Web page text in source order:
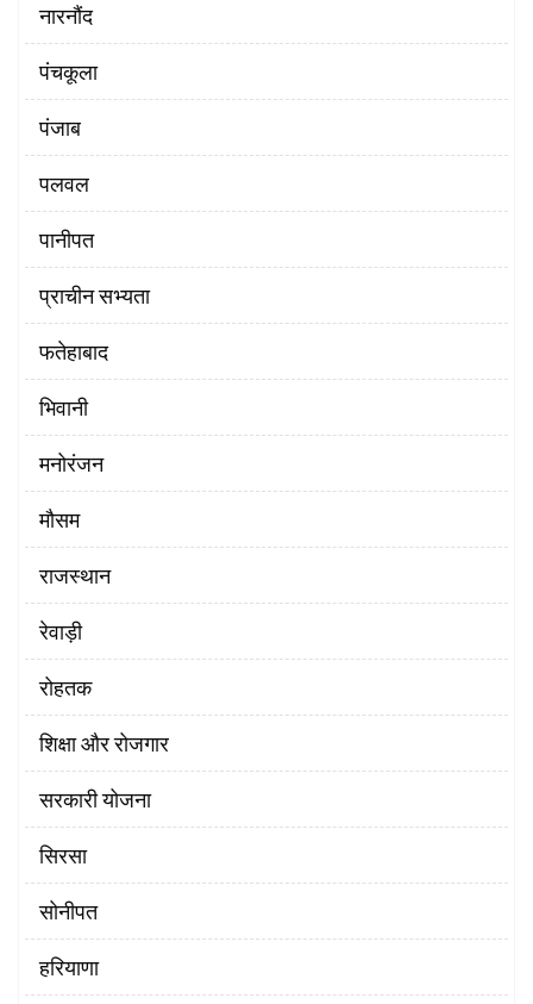
नारनौंद
पंचकूला
पंजाब
पलवल
पानीपत
प्राचीन सभ्यता
फतेहाबाद
भिवानी
मनोरंजन
मौसम
राजस्थान
रेवाड़ी
रोहतक
शिक्षा और रोजगार
सरकारी योजना
सिरसा
सोनीपत
हरियाणा